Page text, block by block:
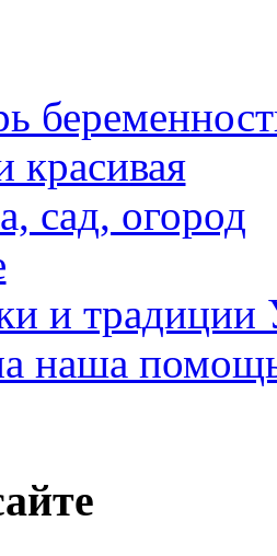
красивая
сад, огород
и традиции
наша